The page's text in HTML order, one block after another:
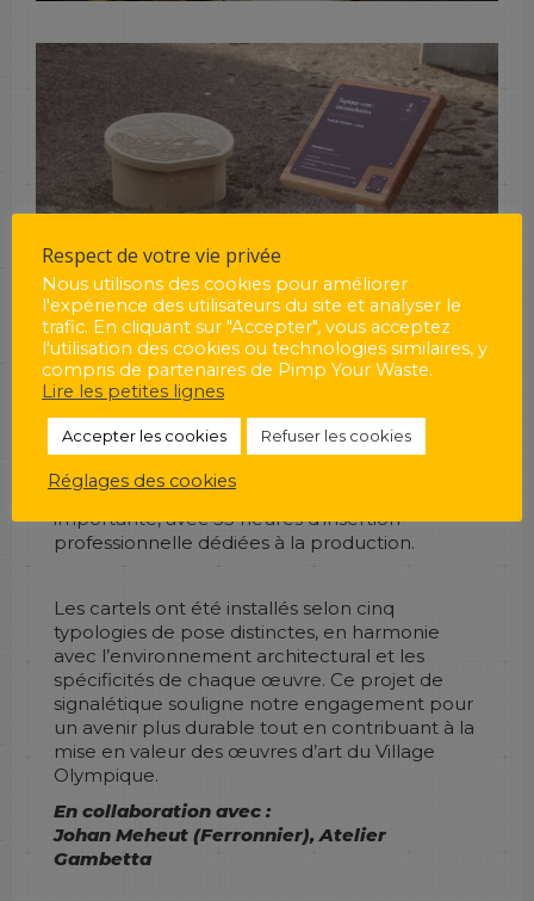
Les cartels signalétiques, réalisés à partir de
bois de Tali réutilisé, ont permis de valoriser
282 kg de matériaux, tout en évitant l’émission
de 141 kg de CO2. Chaque cartel a été
soigneusement conçu et fabriqué dans nos
ateliers en collaboration avec le ferronnier
Johan Meheut et l’Atelier Gambetta. Le projet
a également intégré une dimension sociale
importante, avec 35 heures d’insertion
professionnelle dédiées à la production.
Les cartels ont été installés selon cinq
typologies de pose distinctes, en harmonie
avec l’environnement architectural et les
spécificités de chaque œuvre. Ce projet de
signalétique souligne notre engagement pour
un avenir plus durable tout en contribuant à la
mise en valeur des œuvres d’art du Village
Olympique.
En collaboration avec :
Johan Meheut (Ferronnier), Atelier
Gambetta
Respect de votre vie privée
Nous utilisons des cookies pour améliorer
l'expérience des utilisateurs du site et analyser le
trafic. En cliquant sur "Accepter", vous acceptez
l'utilisation des cookies ou technologies similaires, y
compris de partenaires de Pimp Your Waste.
Lire les petites lignes
Accepter les cookies Refuser les cookies
Réglages des cookies